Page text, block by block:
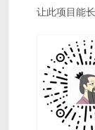
让此项目能